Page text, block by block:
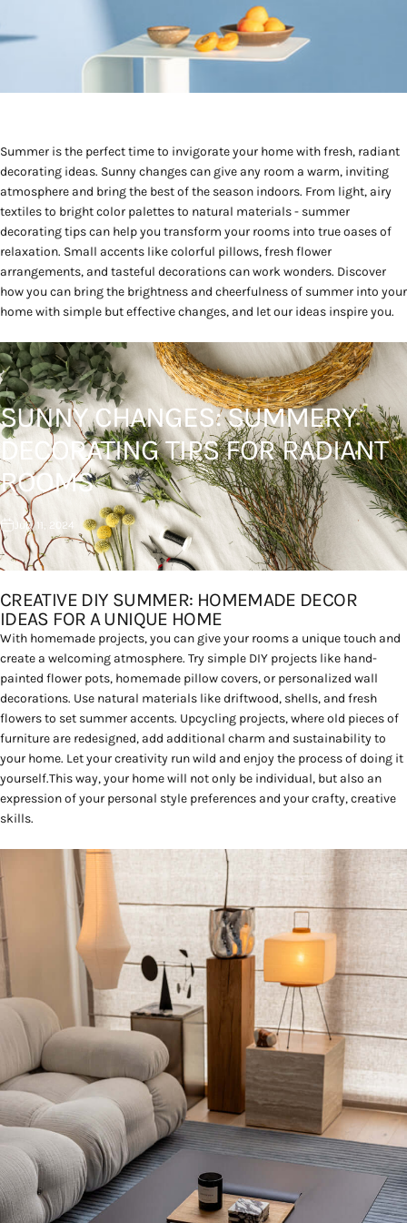
SUNNYCHANGES:SUMMERY
DECORATINGTIPSFORRADIANT
ROOMS
July 11, 2024
Summer is the perfect time to invigorate your home with fresh, radiant
decorating ideas. Sunny changes can give any room a warm, inviting
atmosphere and bring the best of the season indoors. From light, airy
textiles to bright color palettes to natural materials - summer
decorating tips can help you transform your rooms into true oases of
relaxation. Small accents like colorful pillows, fresh flower
arrangements, and tasteful decorations can work wonders. Discover
how you can bring the brightness and cheerfulness of summer into your
home with simple but effective changes, and let our ideas inspire you.
CREATIVE DIY SUMMER: HOMEMADE DECOR
IDEAS FOR A UNIQUE HOME
With homemade projects, you can give your rooms a unique touch and
create a welcoming atmosphere. Try simple DIY projects like hand-
painted flower pots, homemade pillow covers, or personalized wall
decorations. Use natural materials like driftwood, shells, and fresh
flowers to set summer accents. Upcycling projects, where old pieces of
furniture are redesigned, add additional charm and sustainability to
your home. Let your creativity run wild and enjoy the process of doing it
yourself.This way, your home will not only be individual, but also an
expression of your personal style preferences and your crafty, creative
skills.